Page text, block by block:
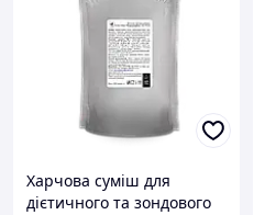
Харчова суміш для
дієтичного та зондового